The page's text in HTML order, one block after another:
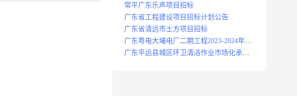
标
常平广东乐声项目招标
广东省工程建设项目招标计划公告
广东省清远市土方项目招标
广东粤电大埔电厂二期工程2023-2024年度
安保服务项目招标公告
广东平远县城区环卫清洁作业市场化承包